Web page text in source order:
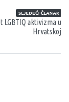
SLJEDEĆI ČLANAK
LGBTIQ aktivizma u
Hrvatskoj